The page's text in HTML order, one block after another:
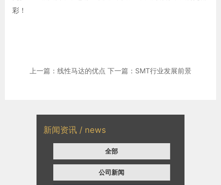
新闻资讯 / news
全部
公司新闻
彩！
上一篇：线性马达的优点 下一篇：SMT行业发展前景